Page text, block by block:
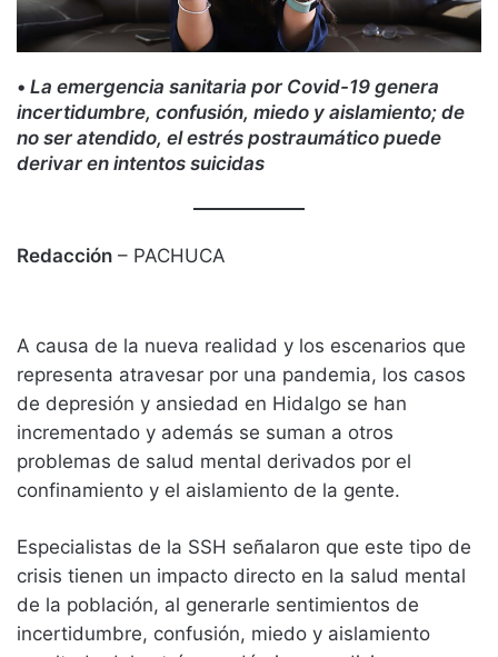
• La emergencia sanitaria por Covid-19 genera
incertidumbre, confusión, miedo y aislamiento; de
no ser atendido, el estrés postraumático puede
derivar en intentos suicidas
Redacción – PACHUCA
A causa de la nueva realidad y los escenarios que
representa atravesar por una pandemia, los casos
de depresión y ansiedad en Hidalgo se han
incrementado y además se suman a otros
problemas de salud mental derivados por el
confinamiento y el aislamiento de la gente.
Especialistas de la SSH señalaron que este tipo de
crisis tienen un impacto directo en la salud mental
de la población, al generarle sentimientos de
incertidumbre, confusión, miedo y aislamiento